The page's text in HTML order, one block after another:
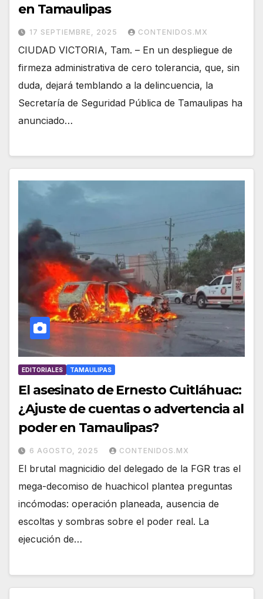
en Tamaulipas
17 SEPTIEMBRE, 2025 CONTENIDOS.MX
CIUDAD VICTORIA, Tam. – En un despliegue de
firmeza administrativa de cero tolerancia, que, sin
duda, dejará temblando a la delincuencia, la
Secretaría de Seguridad Pública de Tamaulipas ha
anunciado…
EDITORIALES TAMAULIPAS
El asesinato de Ernesto Cuitláhuac:
¿Ajuste de cuentas o advertencia al
poder en Tamaulipas?
6 AGOSTO, 2025 CONTENIDOS.MX
El brutal magnicidio del delegado de la FGR tras el
mega-decomiso de huachicol plantea preguntas
incómodas: operación planeada, ausencia de
escoltas y sombras sobre el poder real. La
ejecución de…